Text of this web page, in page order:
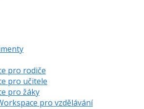
pro rodiče
pro učitele
pro žáky
pro vzdělávání